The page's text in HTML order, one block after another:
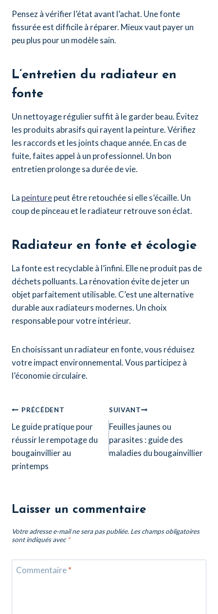
Pensez à vérifier l’état avant l’achat. Une fonte
fissurée est difficile à réparer. Mieux vaut payer un
peu plus pour un modèle sain.
L’entretien du radiateur en
fonte
Un nettoyage régulier suffit à le garder beau. Évitez
les produits abrasifs qui rayent la peinture. Vérifiez
les raccords et les joints chaque année. En cas de
fuite, faites appel à un professionnel. Un bon
entretien prolonge sa durée de vie.
La peinturepeut être retouchée si elle s’écaille. Un
coup de pinceau et le radiateur retrouve son éclat.
Radiateur en fonte et écologie
La fonte est recyclable à l’infini. Elle ne produit pas de
déchets polluants. La rénovation évite de jeter un
objet parfaitement utilisable. C’est une alternative
durable aux radiateurs modernes. Un choix
responsable pour votre intérieur.
En choisissant un radiateur en fonte, vous réduisez
votre impact environnemental. Vous participez à
l’économie circulaire.
Navigation
de
l’article
PRÉCÉDENT
Le guide pratique pour
réussir le rempotage du
bougainvillier au
printemps
SUIVANT
Feuilles jaunes ou
parasites : guide des
maladies du bougainvillier
Laisser un commentaire
Votre adresse e-mail ne sera pas publiée. Les champs obligatoires
sont indiqués avec*
Commentaire*